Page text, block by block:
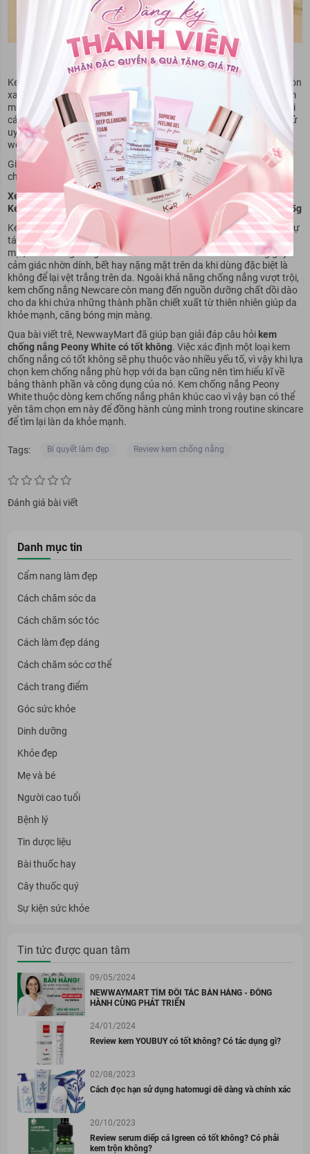
Kem chống nắng Peony White chính hãng
Kem chống nắng Peony White là kem chống nắng cao cấp không còn
xa lạ gì với chị em phụ nữ đam mê làm đẹp. Vì vậy mà bạn có thể tìm
mua kem chống nắng Peony White ở khắp nơi trên cả nước. Mua tại
các cửa hàng bán lẻ trực tiếp uy tín, trên các sàn thương mại điện tử
uy tín như NewwayMart, Shopee Mall,...Hoặc tìm mua ngay tại các
website của các nhà phân phối chính hãng cho Peony White.
Giá thành của kem chống nắng này thuộc phân khúc cao, giá bán
cho một tuýp kem chống nắng Peony White 60ml từ 650.000 đồng.
Xem thêm:
Kem chống nắng Newcare UV Cream SPF50+ PA++++ Nhật Bản 35g
Kem chống nắngNewcare
là sản chống nắng giúp bảo vệ da khỏi sự
tác động của tia nắng mặt trời dành cho da. Với kết cấu kem mỏng
mịn, kem chống nắng Newcare thấm nhanh vào da mà không gây
cảm giác nhờn dính, bết hay nặng mặt trên da khi dùng đặc biệt là
không để lại vệt trắng trên da. Ngoài khả năng chống nắng vượt trội,
kem chống nắng Newcare còn mang đến nguồn dưỡng chất dồi dào
cho da khi chứa những thành phần chiết xuất từ thiên nhiên giúp da
khỏe mạnh, căng bóng mịn màng.
Qua bài viết trê, NewwayMart đã giúp bạn giải đáp câu hỏi kem
chống nắng Peony White có tốt không. Việc xác định một loại kem
chống nắng có tốt không sẽ phụ thuộc vào nhiều yếu tố, vì vậy khi lựa
chọn kem chống nắng phù hợp với da bạn cũng nên tìm hiểu kĩ về
bảng thành phần và công dụng của nó. Kem chống nắng Peony
White thuộc dòng kem chống nắng phân khúc cao vì vậy bạn có thể
yên tâm chọn em này để đồng hành cùng mình trong routine skincare
để tìm lại làn da khỏe mạnh.
Tags: Bí quyết làm đẹp Review kem chống nắng
Đánh giá bài viết
Danh mục tin
Cẩm nang làm đẹp
Cách chăm sóc da
Cách chăm sóc tóc
Cách làm đẹp dáng
Cách chăm sóc cơ thể
Cách trang điểm
Góc sức khỏe
Dinh dưỡng
Khỏe đẹp
Mẹ và bé
Người cao tuổi
Bệnh lý
Tin dược liệu
Bài thuốc hay
Cây thuốc quý
Sự kiện sức khỏe
Tin tức được quan tâm
09/05/2024
NEWWAYMART TÌM ĐỐI TÁC BÁN HÀNG - ĐỒNG
HÀNH CÙNG PHÁT TRIỂN
24/01/2024
Review kem YOUBUY có tốt không? Có tác dụng gì?
02/08/2023
Cách đọc hạn sử dụng hatomugi dễ dàng và chính xác
20/10/2023
Review serum diếp cá Igreen có tốt không? Có phải
kem trộn không?